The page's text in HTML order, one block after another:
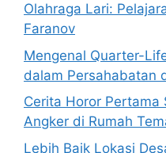
Olahraga Lari:
Faranov
Mengenal Quarter-
dalam Persahabatan
Cerita Horor Pertama
Angker di Rumah
Lebih Baik Lokasi